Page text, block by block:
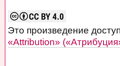
Это произведение
«Attribution»